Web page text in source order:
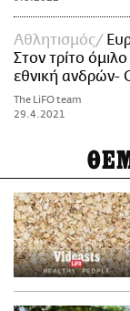
Αθλητισμός
Στον τρίτο
εθνική ανδρών-
The LiFO team
29.4.2021